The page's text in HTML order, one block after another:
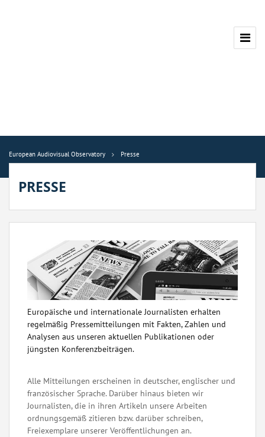
European Audiovisual Observatory Presse
PRESSE
Europäische und internationale Journalisten erhalten
regelmäßig Pressemitteilungen mit Fakten, Zahlen und
Analysen aus unseren aktuellen Publikationen oder
jüngsten Konferenzbeiträgen.
Alle Mitteilungen erscheinen in deutscher, englischer und
französischer Sprache. Darüber hinaus bieten wir
Journalisten, die in ihren Artikeln unsere Arbeiten
ordnungsgemäß zitieren bzw. darüber schreiben,
Freiexemplare unserer Veröffentlichungen an.